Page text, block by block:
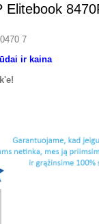
Elitebook
7
ir kaina